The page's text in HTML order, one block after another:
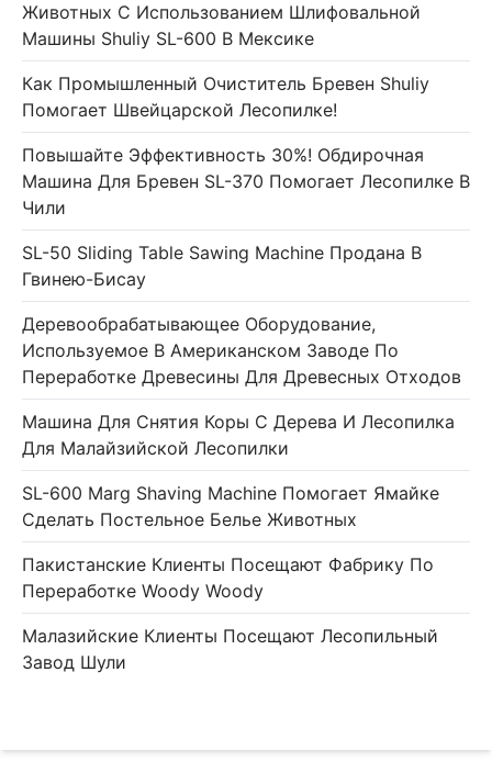
Животных С Использованием Шлифовальной
Машины Shuliy SL-600 В Мексике
Как Промышленный Очиститель Бревен Shuliy
Помогает Швейцарской Лесопилке!
Повышайте Эффективность 30%! Обдирочная
Машина Для Бревен SL-370 Помогает Лесопилке В
Чили
SL-50 Sliding Table Sawing Machine Продана В
Гвинею-Бисау
Деревообрабатывающее Оборудование,
Используемое В Американском Заводе По
Переработке Древесины Для Древесных Отходов
Машина Для Снятия Коры С Дерева И Лесопилка
Для Малайзийской Лесопилки
SL-600 Marg Shaving Machine Помогает Ямайке
Сделать Постельное Белье Животных
Пакистанские Клиенты Посещают Фабрику По
Переработке Woody Woody
Малазийские Клиенты Посещают Лесопильный
Завод Шули